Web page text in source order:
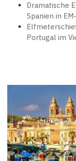
Dramatische
Spanien in
Portugal im